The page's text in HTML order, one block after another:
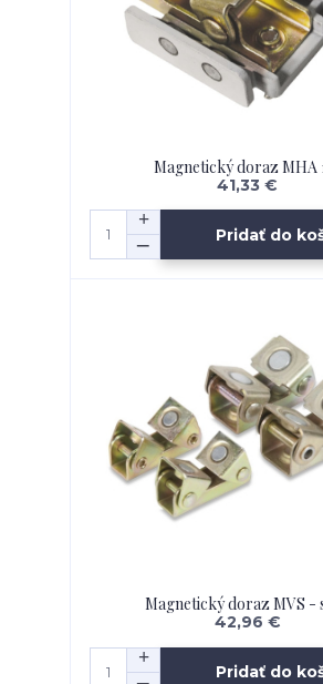
Magnetický doraz MHA
41,33 €
Pridať do
Magnetický doraz MVS -
42,96 €
Pridať do